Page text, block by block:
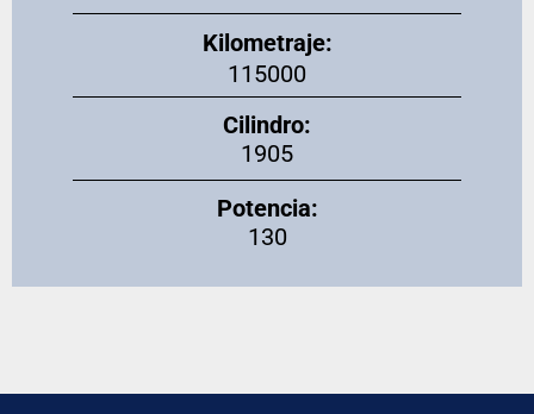
Kilometraje:
115000
Cilindro:
1905
Potencia:
130